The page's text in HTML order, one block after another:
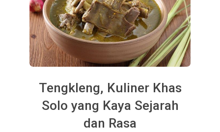
Tengkleng, Kuliner Khas
Solo yang Kaya Sejarah
dan Rasa